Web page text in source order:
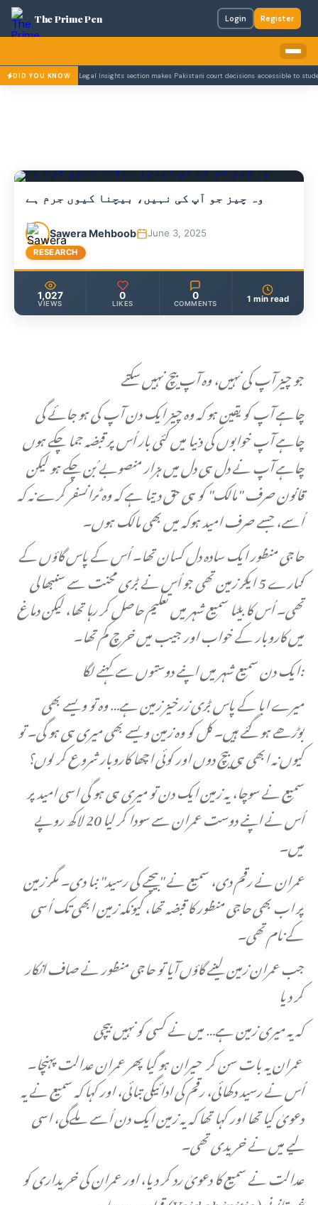
The Prime Pen Login Register
DID YOU KNOW
Case Laws and Legal Insights section makes Pakistani court decisions accessible to
وہ چیز جو آپ کی نہیں، بیچنا کیوں جرم ہے
Sawera Mehboob June 3, 2025
RESEARCH
1,027
VIEWS
0
LIKES
0
COMMENTS 1 min read
جو چیز آپ کی نہیں، وہ آپ بیچ نہیں سکتے
چاہے آپ کو یقین ہو کہ وہ چیز ایک دن آپ کی ہو جائے گی
چاہے آپ خوابوں کی دنیا میں کئی بار اُس پر قبضہ جما چکے ہوں
چاہے آپ نے دل ہی دل میں ہزار منصوبے بُن چکے ہو لیکن
قانون صرف "مالک" کو ہی حق دیتا ہے کہ وہ ٹرانسفر کرے نہ کہ
اُسے، جسے صرف امید ہوکہ میں بھی مالک ہوں۔
حاجی منظور ایک سادہ دل کسان تھا۔ اُس کے پاس گاؤں کے
کنارے 5 ایکڑ زمین تھی جو اُس نے بڑی محنت سے سنبھالی
تھی۔ اُس کا بیٹا سمیع شہر میں تعلیم حاصل کر رہا تھا، لیکن دماغ
میں کاروبار کے خواب اور جیب میں خرچ کم تھا۔
:ایک دن سمیع شہر میں اپنے دوستوں سے کہنے لگا
میرے ابا کے پاس بڑی زرخیز زمین ہے… وہ تو ویسے بھی
بوڑھے ہو گئے ہیں۔ کل کو وہ زمین ویسے بھی میری ہی ہو گی۔ تو
کیوں نہ ابھی ہی بیچ دوں اور کوئی اچھا کاروبار شروع کر لوں؟
سمیع نے سوچا، یہ زمین ایک دن تو میری ہی ہو گی اسی امید پر
اُس نے اپنے دوست عمران سے سودا کر لیا 20 لاکھ روپے
میں۔
عمران نے رقم دی، سمیع نے "بیچنے کی رسید" بنا دی۔ مگر زمین
پر اب بھی حاجی منظور کا قبضہ تھا، کیونکہ زمین ابھی تک اُسی
کے نام تھی۔
جب عمران زمین لینے گاؤں آیا تو حاجی منظور نے صاف انکار
کر دیا
کہ یہ میری زمین ہے… میں نے کسی کو نہیں بیچی
عمران یہ بات سن کر حیران ہو گیا پھر عمران عدالت پہنچا۔
اُس نے رسید دکھائی، رقم کی ادائیگی بتائی، اور کہا کہ سمیع نے یہ
دعویٰ کیا تھا اور کہا تھا کہ یہ زمین ایک دن اُسے ملےگی، اسی
لیے میں نے خریدی تھی۔
عدالت نے سمیع کا دعویٰ رد کر دیا، اور عمران کی خریداری کو